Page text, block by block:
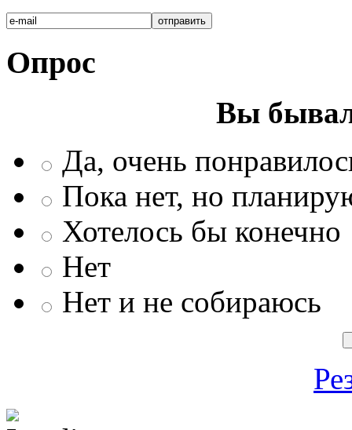
Опрос
Вы
Да, очень
Пока нет, но
Хотелось бы конечно
Нет
Нет и не собираюсь